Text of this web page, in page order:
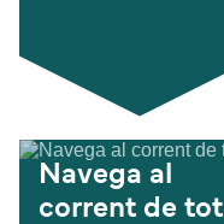
Navega al
corrent de tot